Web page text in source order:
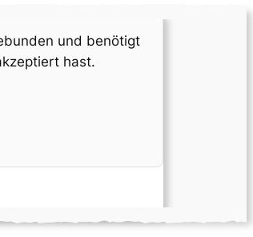
und benötigt
hast.